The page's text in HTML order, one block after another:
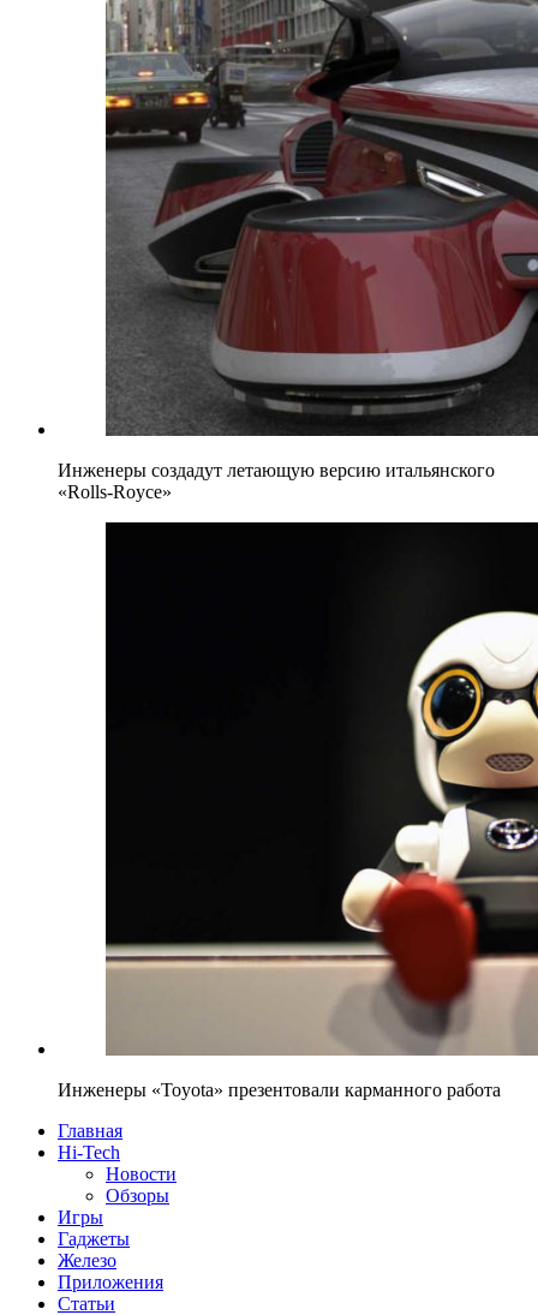
Инженеры создадут летающую версию итальянского
«Rolls-Royce»
Инженеры «Toyota» презентовали карманного работа
Главная
Hi-Tech
Новости
Обзоры
Игры
Гаджеты
Железо
Приложения
Статьи